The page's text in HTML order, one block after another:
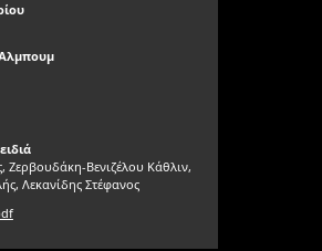
Ζερβουδάκη-Βενιζέλου Κάθλιν,
Λεκανίδης Στέφανος